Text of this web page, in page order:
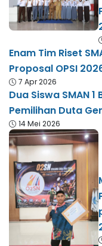
Enam Tim Riset
Proposal OPSI
7 Apr 2026
Dua Siswa SMAN
Pemilihan Duta
14 Mei 2026